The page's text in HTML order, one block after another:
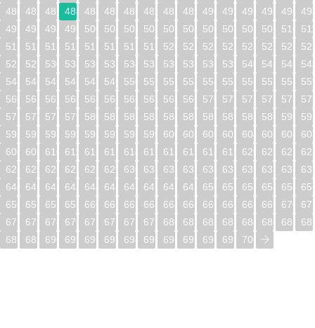
480
481 482 483 484 485 486 487 488 489 490 491 492 493 494
496
497 498 499 500 501 502 503 504 505 506 507 508 509 510
512
513 514 515 516 517 518 519 520 521 522 523 524 525 526
528
529 530 531 532 533 534 535 536 537 538 539 540 541 542
544
545 546 547 548 549 550 551 552 553 554 555 556 557 558
560
561 562 563 564 565 566 567 568 569 570 571 572 573 574
576
577 578 579 580 581 582 583 584 585 586 587 588 589 590
592
593 594 595 596 597 598 599 600 601 602 603 604 605 606
608
609 610 611 612 613 614 615 616 617 618 619 620 621 622
624
625 626 627 628 629 630 631 632 633 634 635 636 637 638
640
641 642 643 644 645 646 647 648 649 650 651 652 653 654
656
657 658 659 660 661 662 663 664 665 666 667 668 669 670
672
673 674 675 676 677 678 679 680 681 682 683 684 685 686
688
689 690 691 692 693 694 695 696 697 698 699 700